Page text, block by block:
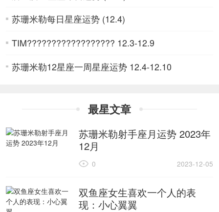
苏珊米勒每日星座运势 (12.4)
TIM?????????????????? 12.3-12.9
苏珊米勒12星座一周星座运势 12.4-12.10
最星文章
苏珊米勒射手座月运势 2023年
12月
2023-12-05
0
双鱼座女生喜欢一个人的表
现：小心翼翼